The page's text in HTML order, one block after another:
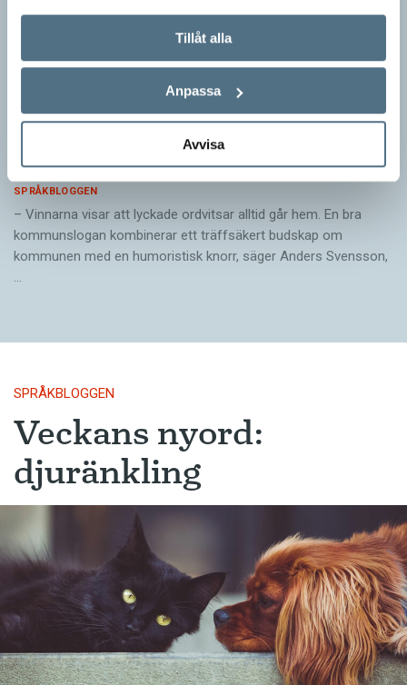
Tillåt alla
Anpassa
Avvisa
Pressmeddelande: Hjovisst älskar vi
ordvitsar!
SPRÅKBLOGGEN
– Vinnarna visar att lyckade ordvitsar alltid går hem. En bra
kommunslogan kombinerar ett träffsäkert budskap om
kommunen med en humoristisk knorr, säger Anders Svensson,
…
SPRÅKBLOGGEN
Veckans nyord:
djuränkling